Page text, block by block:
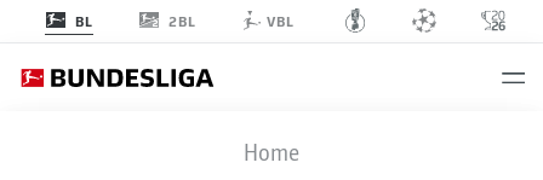
BL 2BL VBL
Home
VFB